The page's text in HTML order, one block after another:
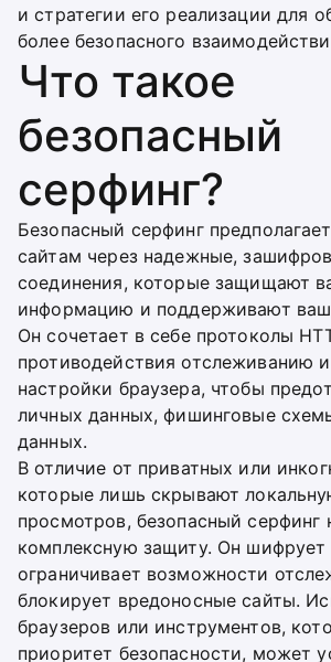
и стратегии его реализации для
более безопасного
Что такое
безопасный
серфинг?
Безопасный серфинг
сайтам через надежные,
соединения, которые защищают
информацию и поддерживают
Он сочетает в себе протоколы
противодействия отслеживанию
настройки браузера, чтобы
личных данных, фишинговые
данных.
В отличие от приватных или
которые лишь скрывают
просмотров, безопасный серфинг
комплексную защиту. Он шифрует
ограничивает возможности
блокирует вредоносные сайты.
браузеров или инструментов,
приоритет безопасности, может